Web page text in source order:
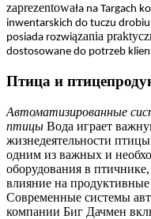
zaprezentowała na Targach
inwentarskich do tuczu
posiada rozwiązania
dostosowane do potrzeb
Птица и
Автоматизированные
птицы Вода играет
жизнедеятельности
одним из важных и
оборудования в
влияние на
Современные системы
компании Биг Дачмен